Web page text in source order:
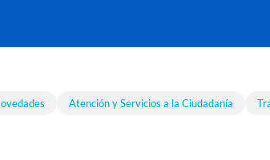
Atención y Servicios a la Ciudadanía